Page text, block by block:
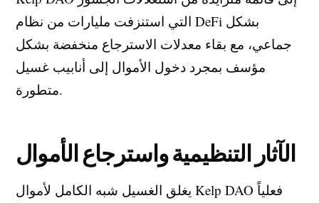
التي استنزفت مليارات من نظام DeFi بشكل
جماعي، مع بقاء معدلات الاسترجاع منخفضة بشكل
مؤسف بمجرد دخول الأموال إلى أنابيب غسيل
متطورة.
الآثار التنظيمية واسترجاع الأموال
يغلق الغسيل شبه الكامل لأموال Kelp DAO فعلياً